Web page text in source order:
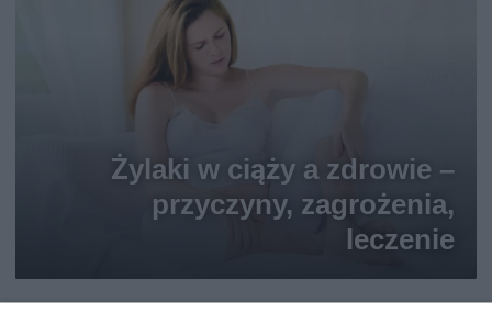
Żylaki w ciąży a zdrowie –
przyczyny, zagrożenia,
leczenie